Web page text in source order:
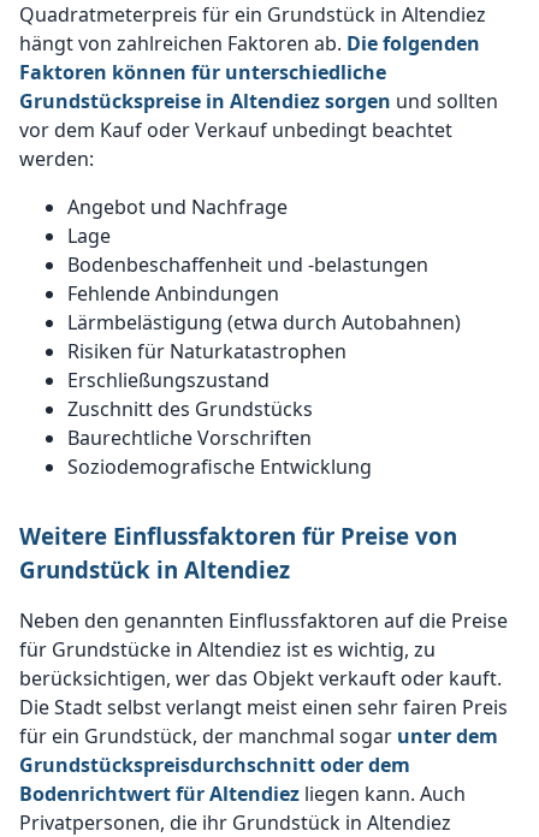
Quadratmeterpreis für ein Grundstück in Altendiez
hängt von zahlreichen Faktoren ab. Die folgenden
Faktoren können für unterschiedliche
Grundstückspreise in Altendiez sorgen und sollten
vor dem Kauf oder Verkauf unbedingt beachtet
werden:
Angebot und Nachfrage
Lage
Bodenbeschaffenheit und -belastungen
Fehlende Anbindungen
Lärmbelästigung (etwa durch Autobahnen)
Risiken für Naturkatastrophen
Erschließungszustand
Zuschnitt des Grundstücks
Baurechtliche Vorschriften
Soziodemografische Entwicklung
Weitere Einflussfaktoren für Preise von
Grundstück in Altendiez
Neben den genannten Einflussfaktoren auf die Preise
für Grundstücke in Altendiez ist es wichtig, zu
berücksichtigen, wer das Objekt verkauft oder kauft.
Die Stadt selbst verlangt meist einen sehr fairen Preis
für ein Grundstück, der manchmal sogar unter dem
Grundstückspreisdurchschnitt oder dem
Bodenrichtwert für Altendiez liegen kann. Auch
Privatpersonen, die ihr Grundstück in Altendiez